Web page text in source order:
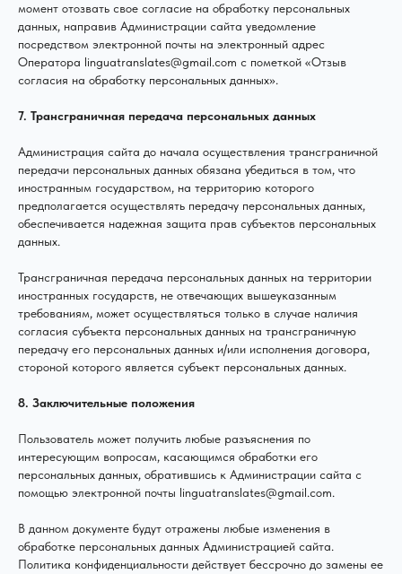
момент отозвать свое согласие на обработку персональных
данных, направив Администрации сайта уведомление
посредством электронной почты на электронный адрес
Оператора linguatranslates@gmail.com с пометкой «Отзыв
согласия на обработку персональных данных».
7. Трансграничная передача персональных данных
Администрация сайта до начала осуществления трансграничной
передачи персональных данных обязана убедиться в том, что
иностранным государством, на территорию которого
предполагается осуществлять передачу персональных данных,
обеспечивается надежная защита прав субъектов персональных
данных.
Трансграничная передача персональных данных на территории
иностранных государств, не отвечающих вышеуказанным
требованиям, может осуществляться только в случае наличия
согласия субъекта персональных данных на трансграничную
передачу его персональных данных и/или исполнения договора,
стороной которого является субъект персональных данных.
8. Заключительные положения
Пользователь может получить любые разъяснения по
интересующим вопросам, касающимся обработки его
персональных данных, обратившись к Администрации сайта с
помощью электронной почты linguatranslates@gmail.com.
В данном документе будут отражены любые изменения в
обработке персональных данных Администрацией сайта.
Политика конфиденциальности действует бессрочно до замены ее